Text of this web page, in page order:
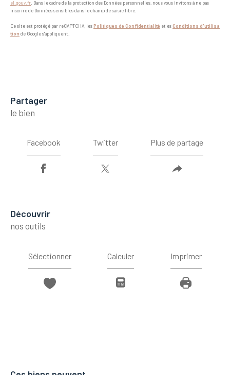
el.gouv.fr . Dans le cadre de la protection des Données personnelles, nous vous invitons à ne pas
inscrire de Données sensibles dans le champ de saisie libre.
Ce site est protégé par reCAPTCHA, lesPolitiques de Confidentialité et esConditions d'utilisa
tion de Google s'appliquent.
partager
le bien
Facebook Twitter Plus de partage
découvrir
nos outils
Sélectionner Calculer Imprimer